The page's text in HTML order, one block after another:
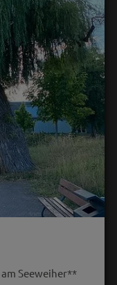
Seeweiher**